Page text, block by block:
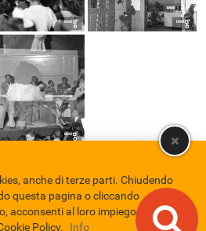
Nazionale
Privacy policy
anche di terze parti. Chiudendo
questa pagina o cliccando
acconsenti al loro impiego in
Policy.
Info